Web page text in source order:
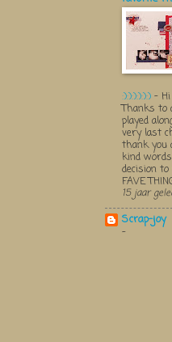
:):):):):):) -
Thanks to
played
very last
thank you
kind
decision
FAVE
15 jaar
Scrap-joy
-